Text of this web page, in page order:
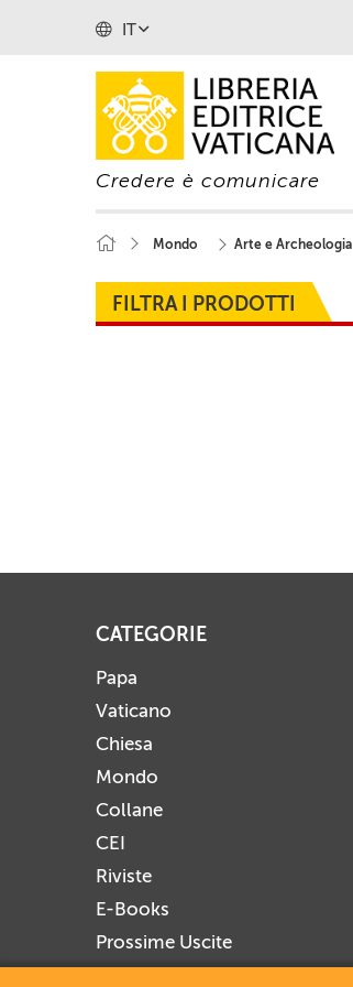
IT
Credere è comunicare
Mondo Arte e Archeologia
FILTRA I PRODOTTI
CATEGORIE
Papa
Vaticano
Chiesa
Mondo
Collane
CEI
Riviste
E-Books
Prossime Uscite